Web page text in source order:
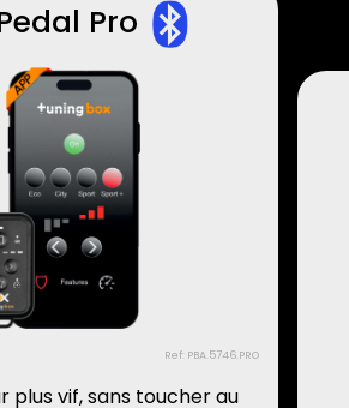
Pro
Ref: PBA.5746.PRO
plus vif, sans toucher au